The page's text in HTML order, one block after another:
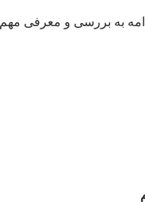
به بررسی و معرفی مهم